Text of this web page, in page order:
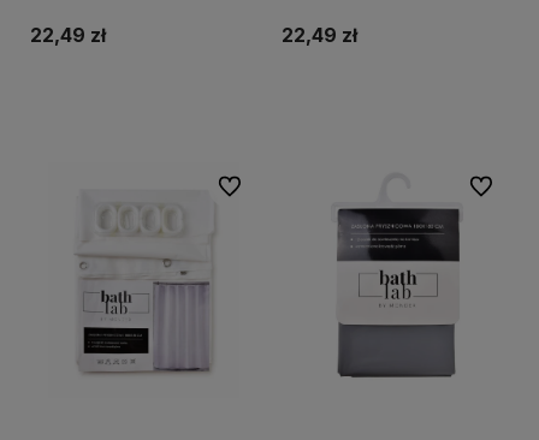
22,49 zł 22,49 zł
Do ulubionych Do